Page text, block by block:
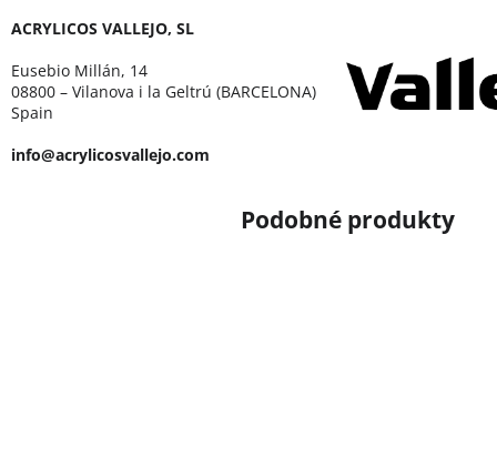
ACRYLICOS VALLEJO, SL
Eusebio Millán, 14
08800 – Vilanova i la Geltrú (BARCELONA)
Spain
info@acrylicosvallejo.com